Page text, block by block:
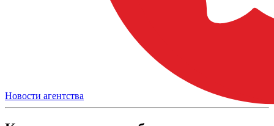
Новости агентства